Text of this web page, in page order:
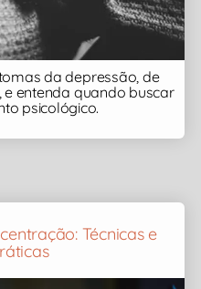
da depressão, de
entenda quando buscar
psicológico.
Técnicas e